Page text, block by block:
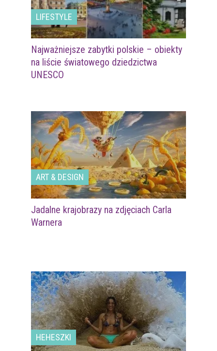
LIFESTYLE
Najważniejsze zabytki polskie – obiekty
na liście światowego dziedzictwa
UNESCO
ART & DESIGN
Jadalne krajobrazy na zdjęciach Carla
Warnera
HEHESZKI